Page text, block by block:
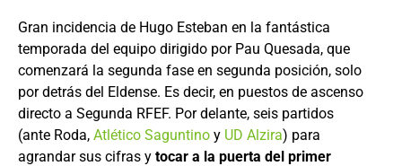
Gran incidencia de Hugo Esteban en la fantástica
temporada del equipo dirigido por Pau Quesada, que
comenzará la segunda fase en segunda posición, solo
por detrás del Eldense. Es decir, en puestos de ascenso
directo a Segunda RFEF. Por delante, seis partidos
(ante Roda, Atlético Saguntino y UD Alzira) para
agrandar sus cifras y tocar a la puerta del primer